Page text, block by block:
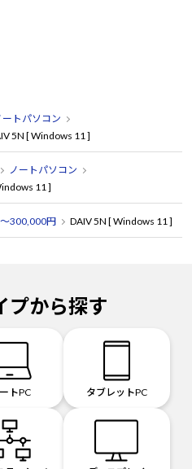
ートパソコン
5N [ Windows 11 ]
ノートパソコン
11 ]
300,000円 DAIV 5N [ Windows 11 ]
プから探す
トPC タブレットPC